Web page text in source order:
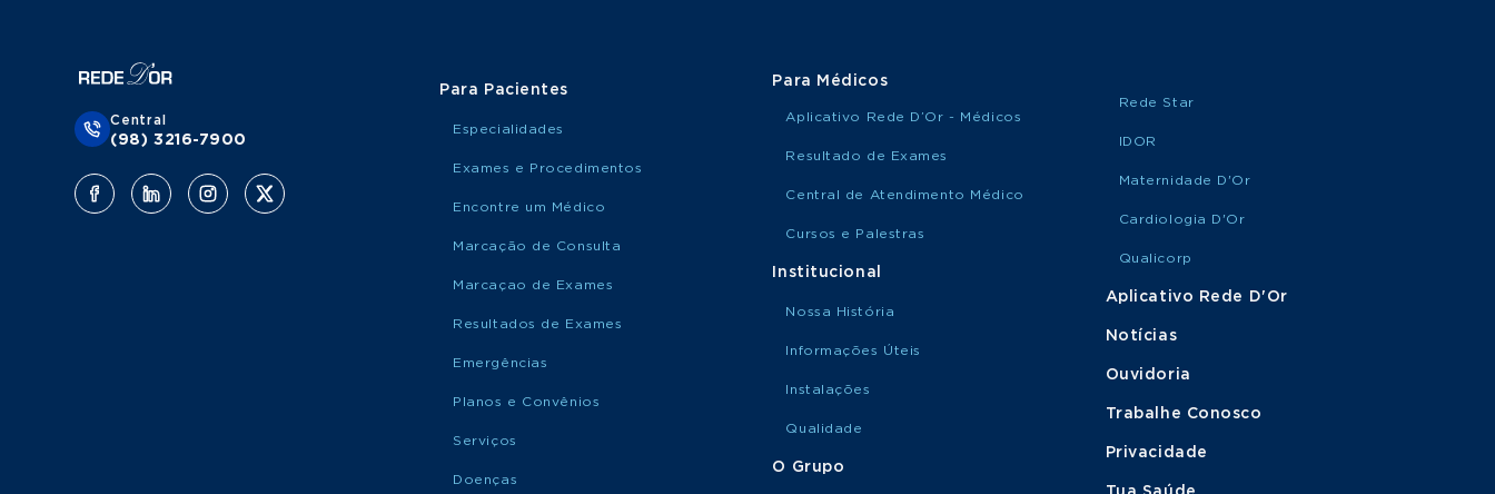
Central
(98) 3216-7900
Para Pacientes
Especialidades
Exames e Procedimentos
Encontre um Médico
Marcação de Consulta
Marcaçao de Exames
Resultados de Exames
Emergências
Planos e Convênios
Serviços
Doenças
Para Médicos
Aplicativo Rede D’Or - Médicos
Resultado de Exames
Central de Atendimento Médico
Cursos e Palestras
Institucional
Nossa História
Informações Úteis
Instalações
Qualidade
O Grupo
Rede Star
IDOR
Maternidade D'Or
Cardiologia D'Or
Qualicorp
Aplicativo Rede D'Or
Notícias
Ouvidoria
Trabalhe Conosco
Privacidade